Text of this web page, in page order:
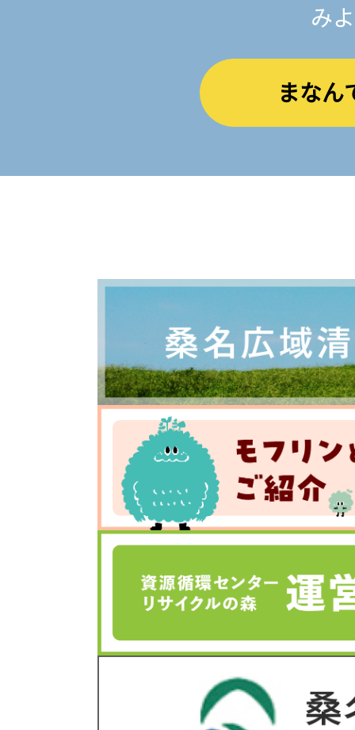
み
まなん